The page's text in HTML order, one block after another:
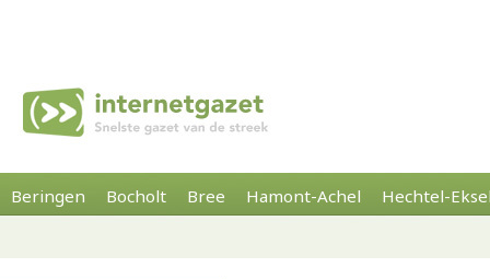
Beringen Bocholt Bree Hamont-Achel Hechtel-